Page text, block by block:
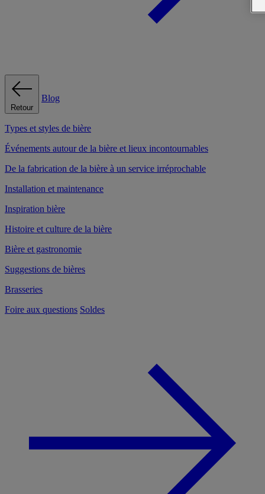
Retour
Blog
Types et styles de bière
Événements autour de la bière et lieux incontournables
De la fabrication de la bière à un service irréprochable
Installation et maintenance
Inspiration bière
Histoire et culture de la bière
Bière et gastronomie
Suggestions de bières
Brasseries
Foire aux questions Soldes